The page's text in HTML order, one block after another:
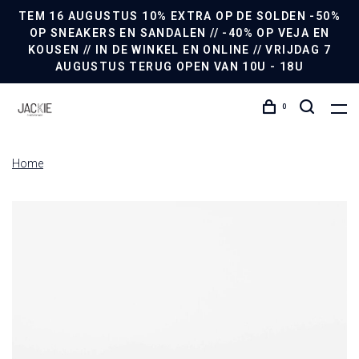
TEM 16 AUGUSTUS 10% EXTRA OP DE SOLDEN -50%
OP SNEAKERS EN SANDALEN // -40% OP VEJA EN
KOUSEN // IN DE WINKEL EN ONLINE // VRIJDAG 7
AUGUSTUS TERUG OPEN VAN 10U - 18U
0
Home